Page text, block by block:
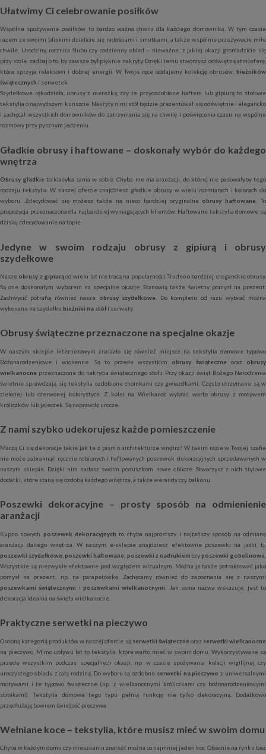
Ułatwimy Ci celebrowanie posiłków
Wspólne spożywanie posiłków to bardzo ważna chwila dla każdego domownika. W tym czasie
razem ze swoimi bliskimi dzielicie się radościami i smutkami, a także wspólnie przeżywacie miłe
chwile. Urodziny, rocznica ślubu czy codzienny obiad – nieważne, z jakiej okazji gromadzicie się
przy stole, zadbaj o to, by zawsze był pięknie nakryty. Dzięki temu stworzysz odświętną atmosferę,
która sprzyja relaksowi i dobrej energii. W Twoje ręce oddajemy kolekcję obrusów, bieżników
świątecznych i serwetek.
Szydełkowe rękodzieła, obrusy z mereżką, czy te przyozdobione haftem lub gipiurą to stołowe
tekstylia o najwyższym kunszcie. Nakryty nimi stół będzie prezentował się odświętnie i elegancko
i zachęcał wszystkich domowników do zatrzymania się na chwilę i poświęcenia czasu na wspólne
rozmowy przy pysznym jedzeniu.
Gładkie obrusy i haftowane – doskonały wybór do każdego
wnętrza
Obrusy gładkie to klasyka sama w sobie. Chyba nie ma aranżacji, do której nie pasowałyby tego
rodzaju tekstylia. W naszej ofercie znajdziesz gładkie obrusy w wielu rozmiarach i kolorach do
wyboru. Zdecydować się możesz także na nieco bardziej oryginalne obrusy haftowane
. To
propozycja przeznaczona dla najbardziej wymagających klientów. Haftowane tekstylia domowe są
dzisiaj zdecydowanie na topie.
Jedyne w swoim rodzaju obrusy z gipiurą i obrusy
szydełkowe
Nasze obrusy z gipiurąod wielu lat nie tracą na popularności. Trudno o bardziej eleganckie obrusy.
Są one doskonałym wyborem na specjalne okazje. Stanowią także świetny pomysł na prezent.
Zachwycić potrafią również nasze obrusy szydełkowe
. Do kompletu od razu wybrać można
wykonane na szydełku bieżniki na stół i serwety.
Obrusy świąteczne przeznaczone na specjalne okazje
W naszym sklepie internetowym znalazło się również miejsce na tekstylia domowe typowo
Bożonarodzeniowe i wiosenne. Są to przede wszystkim obrusy świąteczne oraz obrusy
wielkanocne przeznaczone do nakrycia świątecznego stołu. Przy okazji świąt Bożego Narodzenia
świetnie sprawdzają się tekstylia ozdobione choinkami czy gwiazdkami. Często utrzymane są w
zielonej lub czerwonej kolorystyce. Z kolei na Wielkanoc wybrać warto obrusy z motywem
króliczków lub jajeczek. Są naprawdę urocze.
Z nami szybko udekorujesz każde pomieszczenie
Marzą Ci się dekoracje takie jak te z pism o architekturze wnętrz? W takim razie w Twojej szafie
nie może zabraknąć ręcznie robionych i haftowanych poszewek dekoracyjnych sprzedawanych w
naszym sklepie. Dzięki nim nadasz swoim poduszkom nowe oblicze. Stworzysz z nich stylowe
dodatki, które staną się ozdobą każdego wnętrza, a także werandy czy balkonu.
Poszewki dekoracyjne – prosty sposób na odmienienie
aranżacji
Kupno nowych poszewek dekoracyjnych to chyba najprostszy i najtańszy sposób na odmianę
aranżacji danego wnętrza. W naszym e-sklepie znajdziesz efektowne poszewki na jaśki, tj.
poszewki szydełkowe poszewki haftowane poszewki z nadrukiem czy poszewki gobelinowe
Wszystkie są niezwykle efektowne pod względem wizualnym. Można je także potraktować jako
pomysł na prezent, np. na parapetówkę. Zachęcamy również do zapoznania się z naszymi
poszewkami świątecznymi i poszewkami wielkanocnymi
. Jak sama nazwa wskazuje, jest to
dekoracja idealna na święta wielkanocne.
Praktyczne serwetki na pieczywo
Osobną kategorią produktów w naszej ofercie są serwetki świąteczne oraz serwetki wielkanocne
na pieczywo. Mimo upływu lat to tekstylia, które warto mieć w swoim domu. Wykorzystywane są
przede wszystkim podczas specjalnych okazji, np. w czasie spożywania kolacji wigilijnej czy
uroczystego obiadu z całą rodziną. Do wyboru są ozdobne serwetki na pieczywo z uniwersalnymi
motywami i te typowo świąteczne (np. z wielkanocnymi króliczkami czy bożonarodzeniowymi
stroikami). Tekstylia domowe tego typu pełnią funkcję nie tylko dekoracyjną. Dodatkowo
przedłużają bowiem świeżość pieczywa.
Wełniane koce – tekstylia, które musisz mieć w swoim domu
Chyba w każdym domu czy mieszkaniu znaleźć można co najmniej jeden koc. Obecnie na rynku bez